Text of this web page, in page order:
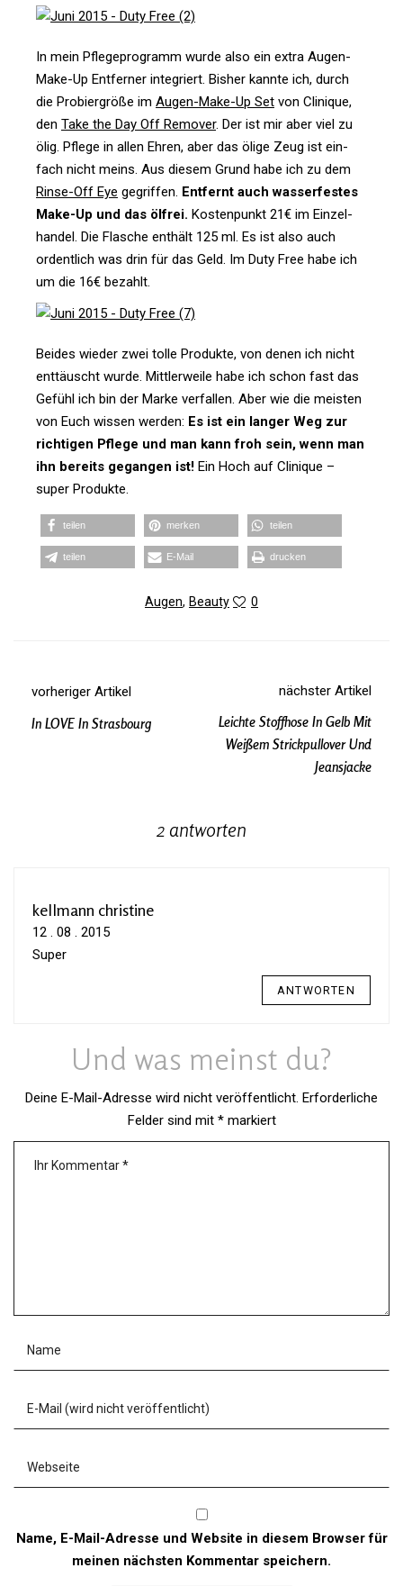
In mein Pfle­ge­pro­gramm wurde also ein extra Augen-
Make-Up Ent­ferner inte­griert. Bisher kannte ich, durch
die Pro­bier­größe im Augen-Make-Up Set von Cli­nique,
den Take the Day Off Remover. Der ist mir aber viel zu
ölig. Pflege in allen Ehren, aber das ölige Zeug ist ein­
fach nicht meins. Aus diesem Grund habe ich zu dem
Rinse-Off Eye gegriffen. Ent­fernt auch was­ser­festes
Make-Up und das ölfrei. Kos­ten­punkt 21€ im Ein­zel­
handel. Die Fla­sche ent­hält 125 ml. Es ist also auch
ordent­lich was drin für das Geld. Im Duty Free habe ich
um die 16€ bezahlt.
Beides wieder zwei tolle Pro­dukte, von denen ich nicht
ent­täuscht wurde. Mitt­ler­weile habe ich schon fast das
Gefühl ich bin der Marke ver­fallen. Aber wie die meisten
von Euch wissen werden: Es ist ein langer Weg zur
rich­tigen Pflege und man kann froh sein, wenn man
ihn bereits gegangen ist! Ein Hoch auf Cli­nique –
super Produkte.
teilen merken teilen
teilen E‑Mail dru­cken
Augen, Beauty 0
vorheriger Artikel
In LOVE In Strasbourg
nächster Artikel
Leichte Stoffhose In Gelb Mit
Weißem Strickpullover Und
Jeansjacke
2 antworten
kellmann christine
12 . 08 . 2015
Super
ANTWORTEN
Und was meinst du?
Deine E-Mail-Adresse wird nicht veröffentlicht. Erforderliche
Felder sind mit *markiert
Name, E-Mail-Adresse und Website in diesem Browser für
meinen nächsten Kommentar speichern.